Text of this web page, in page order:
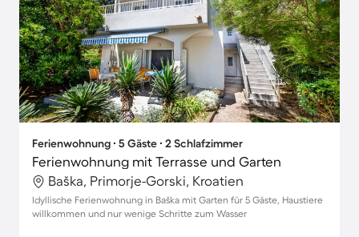
Ferienwohnung ∙ 5 Gäste ∙ 2 Schlafzimmer
Ferienwohnung mit Terrasse und Garten
Baška, Primorje-Gorski, Kroatien
Idyllische Ferienwohnung in Baška mit Garten für 5 Gäste, Haustiere
willkommen und nur wenige Schritte zum Wasser